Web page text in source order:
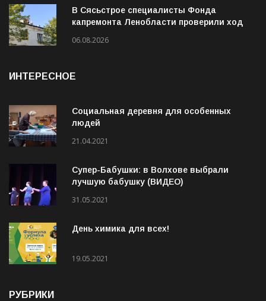
В Сясьстрое специалисты Фонда
капремонта Ленобласти проверили ход
06.08.2026
ИНТЕРЕСНОЕ
Социальная деревня для особенных
людей
21.04.2021
Супер-Бабушки: в Волхове выбрали
лучшую бабушку (ВИДЕО)
31.05.2021
День химика для всех!
19.05.2021
РУБРИКИ